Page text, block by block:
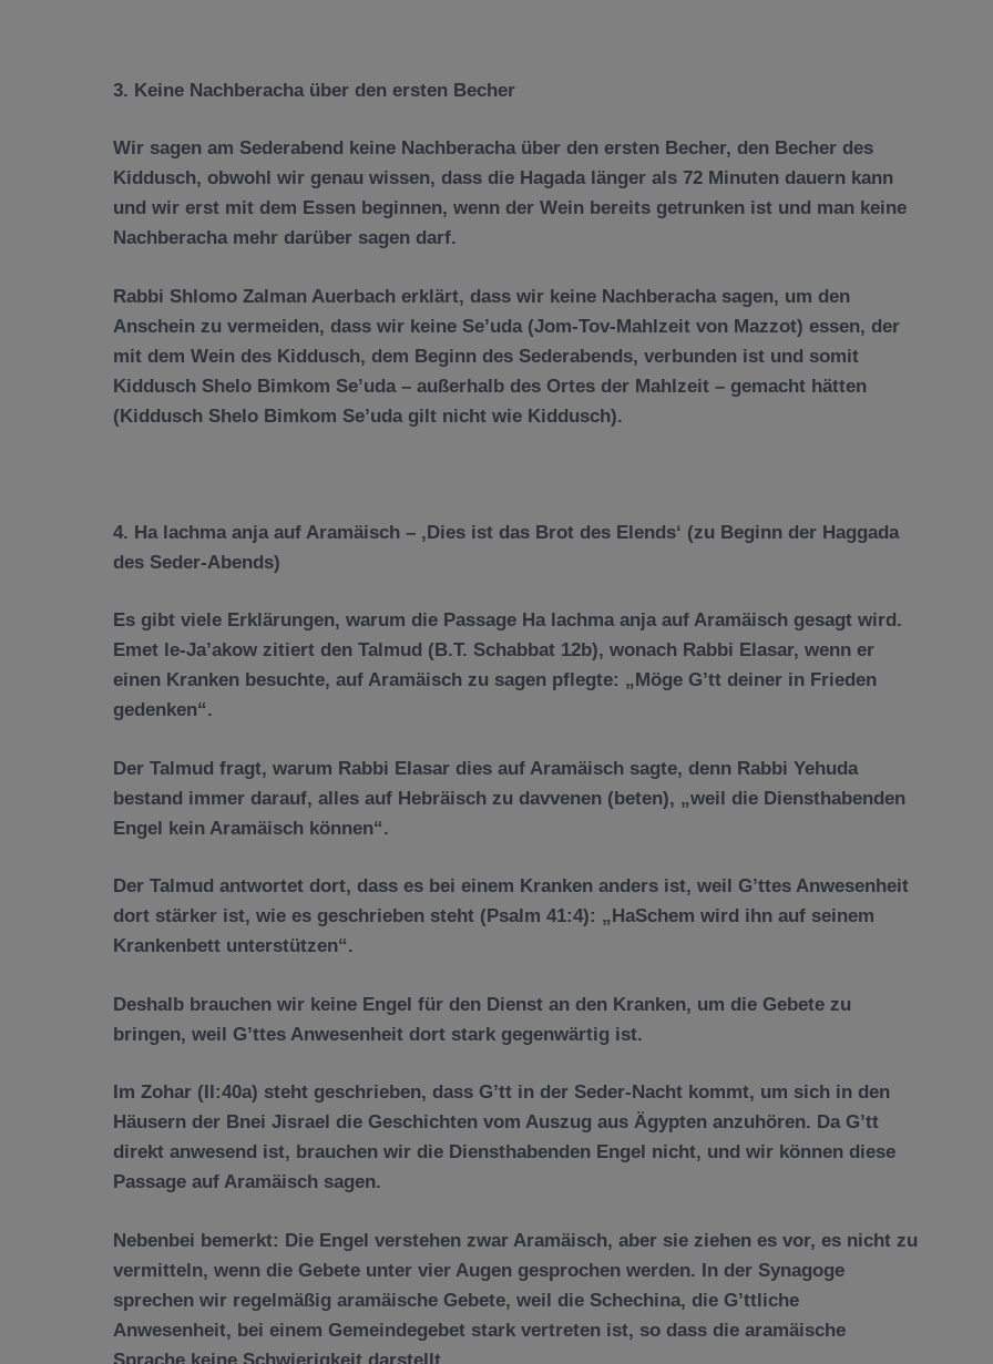
3. Keine Nachberacha über den ersten Becher
Wir sagen am Sederabend keine Nachberacha ü ber den ersten Becher, den Becher des
Kiddusch, obwohl wir genau wissen, dass die Hagada l änger als 72 Minuten dauern kann
und wir erst mit dem Essen beginnen, wenn der Wein bereits getrunken ist und man keine
Nachberacha mehr darü ber sagen darf.
Rabbi Shlomo Zalman Auerbach erklärt, dass wir keine Nachberacha sagen, um den
Anschein zu vermeiden, dass wir keine Se’uda (Jom-Tov-Mahlzeit von Mazzot) essen, der
mit dem Wein des Kiddusch, dem Beginn des Sederabends, verbunden ist und somit
Kiddusch Shelo Bimkom Se’uda – außerhalb des Ortes der Mahlzeit – gemacht hätten
(Kiddusch Shelo Bimkom Se’uda gilt nicht wie Kiddusch).
4. Ha lachma anja auf Aramäisch – ‚Dies ist das Brot des Elends‘ (zu Beginn der Haggada
des Seder-Abends)
Es gibt viele Erkl ärungen, warum die Passage Ha lachma anja auf Aramäisch gesagt wird.
Emet le-Ja’akow zitiert den Talmud (B.T. Schabbat 12b), wonach Rabbi Elasar, wenn er
einen Kranken besuchte, auf Aramäisch zu sagen pflegte: „Möge G’tt deiner in Frieden
gedenken“.
Der Talmud fragt, warum Rabbi Elasar dies auf Aramäisch sagte, denn Rabbi Yehuda
bestand immer darauf, alles auf Hebräisch zu davvenen (beten), „weil die Diensthabenden
Engel kein Aramäisch können“.
Der Talmud antwortet dort, dass es bei einem Kranken anders ist, weil G’ttes Anwesenheit
dort stärker ist, wie es geschrieben steht (Psalm 41:4): „HaSchem wird ihn auf seinem
Krankenbett unterstützen“.
Deshalb brauchen wir keine Engel für den Dienst an den Kranken, um die Gebete zu
bringen, weil G’ttes Anwesenheit dort stark gegenwärtig ist.
Im Zohar (II:40a) steht geschrieben, dass G’tt in der Seder-Nacht kommt, um sich in den
Häusern der Bnei Jisrael die Geschichten vom Auszug aus Ägypten anzuhören. Da G’tt
direkt anwesend ist, brauchen wir die Diensthabenden Engel nicht, und wir können diese
Passage auf Aramäisch sagen.
Nebenbei bemerkt: Die Engel verstehen zwar Aramäisch, aber sie ziehen es vor, es nicht zu
vermitteln, wenn die Gebete unter vier Augen gesprochen werden. In der Synagoge
sprechen wir regelmäßig aramäische Gebete, weil die Schechina, die G’ttliche
Anwesenheit, bei einem Gemeindegebet stark vertreten ist, so dass die aramäische